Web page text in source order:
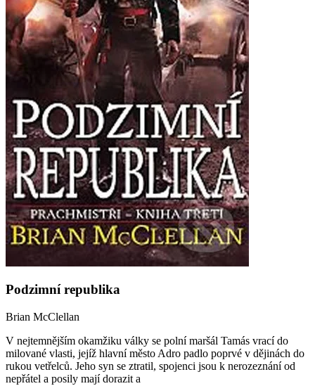
Podzimní republika
Brian McClellan
V nejtemnějším okamžiku války se polní maršál Tamás vrací do
milované vlasti, jejíž hlavní město Adro padlo poprvé v dějinách do
rukou vetřelců. Jeho syn se ztratil, spojenci jsou k nerozeznání od
nepřátel a posily mají dorazit a